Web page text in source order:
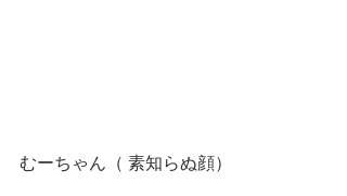
むーちゃん（ 素知らぬ顔）